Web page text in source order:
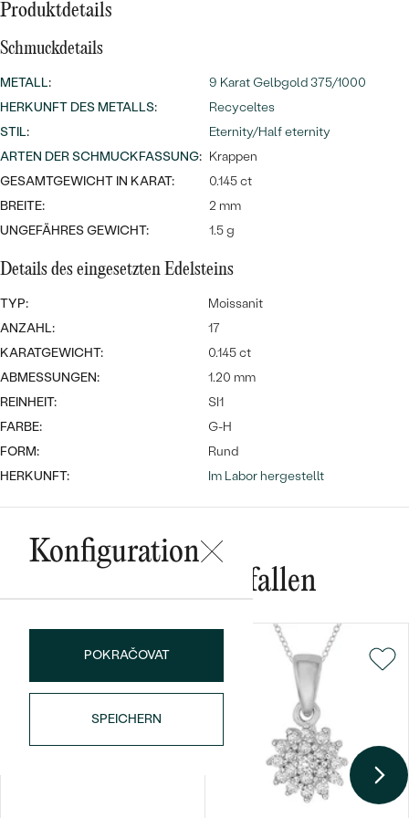
Wave Kollektion
NACH DER FARBE
NACH DER FORM
MASSGEFERTIGTER
Bestseller
Ohrrinnge
ANSEHEN
Personalisierte
Halsketten
ANSEHEN
Meistverkaufte
ANSEHEN
Produktdetails
Schmuckdetails
METALL:
9 Karat Gelbgold 375/1000
HERKUNFT DES METALLS:
Recyceltes
STIL:
Eternity/Half eternity
ARTEN DER SCHMUCKFASSUNG: Krappen
GESAMTGEWICHT IN KARAT:
0.145 ct
BREITE:
2 mm
UNGEFÄHRES GEWICHT:
1.5 g
Details des eingesetzten Edelsteins
TYP:
Moissanit
ANZAHL:
17
KARATGEWICHT:
0.145 ct
ABMESSUNGEN:
1.20 mm
REINHEIT:
SI1
FARBE:
G-H
FORM:
Rund
HERKUNFT:
Im Labor hergestellt
Konfiguration
POKRAČOVAT
SPEICHERN
Das könnte Ihnen gefallen